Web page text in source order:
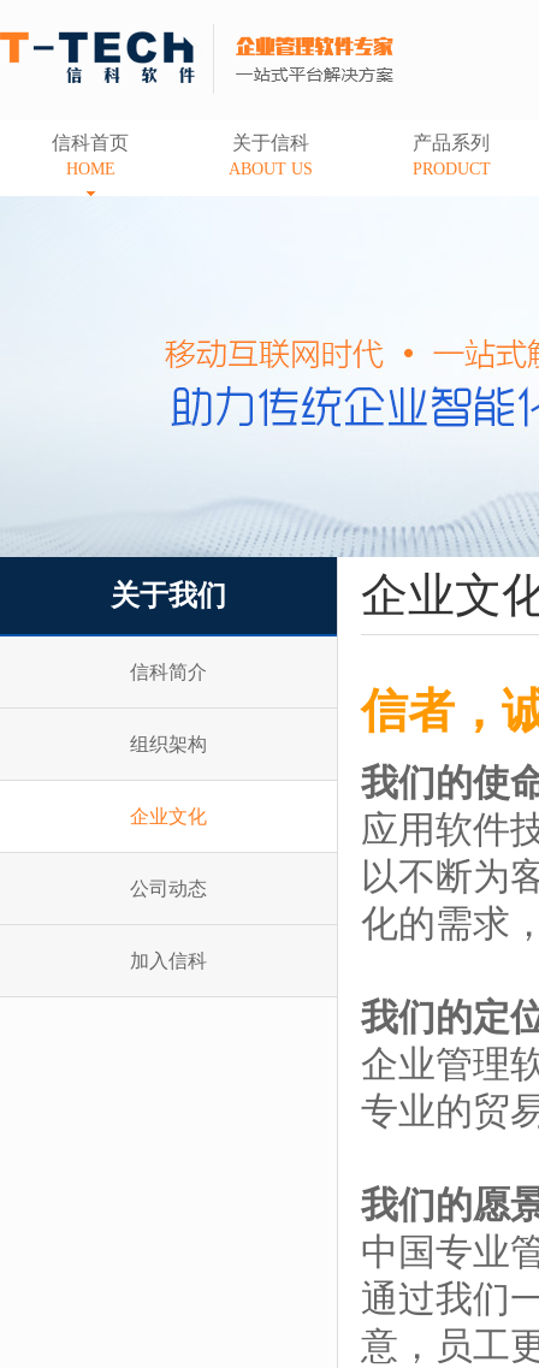
信科首页
HOME
关于信科
ABOUT US
产品系列
PRODUCT
关于我们
信科简介
组织架构
企业文化
公司动态
加入信科
企业文
信者，
我们的使
应用软件
以不断为
化的需求
我们的定
企业管理
专业的贸
我们的愿
中国专业
通过我们
意，员工